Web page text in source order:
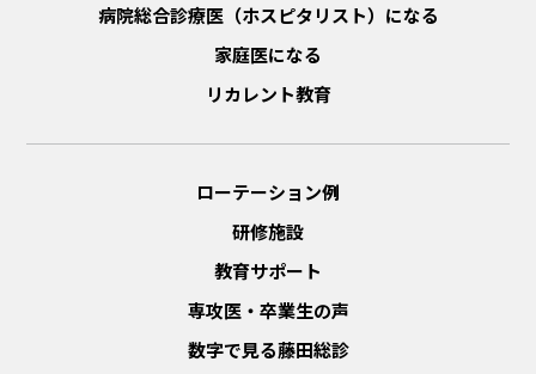
病院総合診療医（ホスピタリスト）になる
家庭医になる
リカレント教育
ローテーション例
研修施設
教育サポート
専攻医・卒業生の声
数字で見る藤田総診